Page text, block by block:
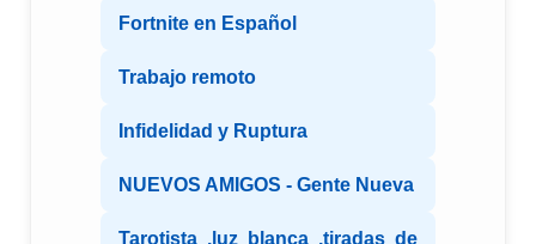
Fortnite en Español
Trabajo remoto
Infidelidad y Ruptura
NUEVOS AMIGOS - Gente Nueva
Tarotista ,luz blanca ,tiradas de